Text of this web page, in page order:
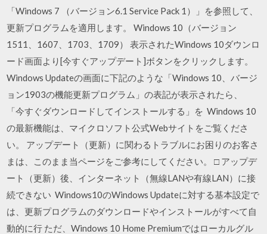
「Windows 7 （バージョン6.1 Service Pack 1）」を参照して、
更新プログラムを適用します。 Windows 10（バージョン
1511、1607、1703、1709） 表示されたWindows 10ダウンロ
ード画面より[今すぐアップデート]ボタンをクリックします。
Windows Updateの画面に下記のような「Windows 10、バージ
ョン1903の機能更新プログラム」の表記が表示されたら、
「今すぐダウンロードしてインストールする」を Windows 10
の最新機能は、マイクロソフト公式Webサイトをご覧くださ
い。 アップデート（更新）に関わるトラブルにお困りのお客さ
まは、このまま当ページをご参考にしてください。 □ アップデ
ート（更新）後、インターネット（無線LANや有線LAN）に接
続できない Windows10のWindows Updateに対する基本設定で
は、更新プログラムのダウンロードやインストールがすべて自
動的に行 ただ、Windows 10 Home Premiumではローカルグル